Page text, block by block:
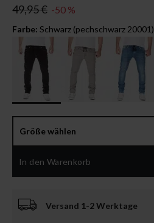
49,95 € -50 %
Farbe: Schwarz (pechschwarz 20001)
Größe wählen
In den Warenkorb
Versand 1-2 Werktage